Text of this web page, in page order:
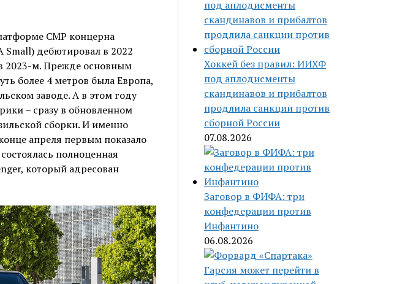
СMP концерна
Small) дебютировал в 2022
2023-м. Прежде основным
более 4 метров была Европа,
заводе. А в этом году
– сразу в обновленном
сборки. И именно
апреля первым показало
полноценная
который адресован
Хоккей без правил: ИИХФ
под аплодисменты
скандинавов и прибалтов
продлила санкции против
сборной России
07.08.2026
Заговор в ФИФА: три
конфедерации против
Инфантино
06.08.2026